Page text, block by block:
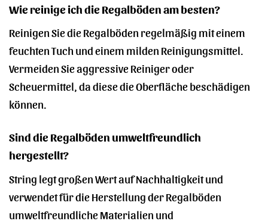
Wie reinige ich die Regalböden am besten?
Reinigen Sie die Regalböden regelmäßig mit einem
feuchten Tuch und einem milden Reinigungsmittel.
Vermeiden Sie aggressive Reiniger oder
Scheuermittel, da diese die Oberfläche beschädigen
können.
Sind die Regalböden umweltfreundlich
hergestellt?
String legt großen Wert auf Nachhaltigkeit und
verwendet für die Herstellung der Regalböden
umweltfreundliche Materialien und